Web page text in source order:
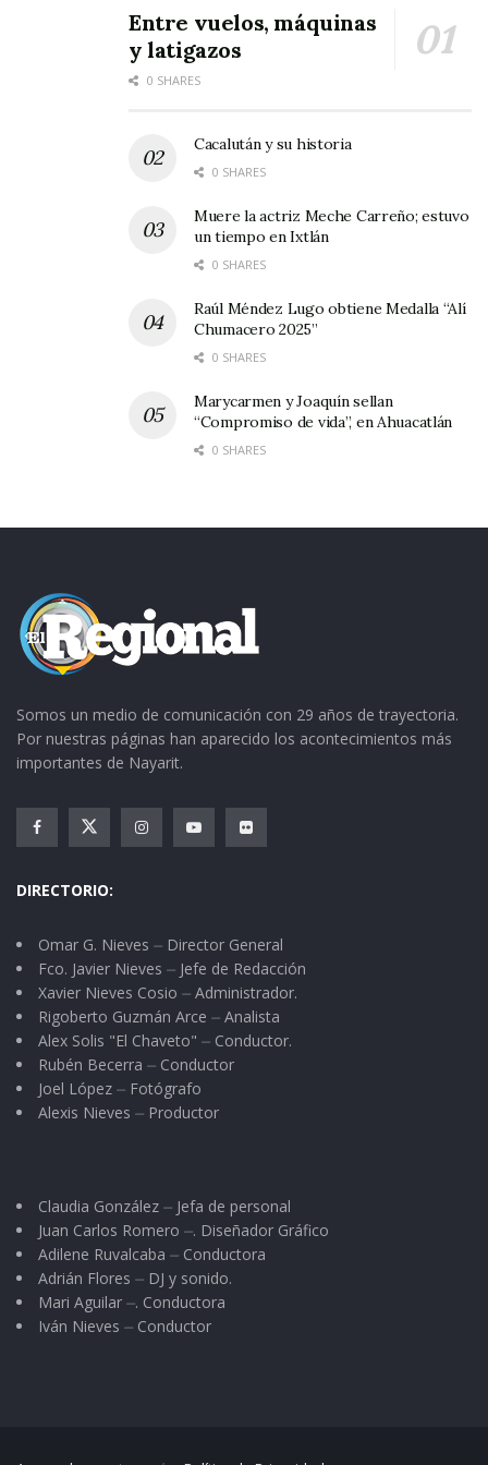
Entre vuelos, máquinas
y latigazos
0 SHARES
Cacalután y su historia
0 SHARES
Muere la actriz Meche Carreño; estuvo
un tiempo en Ixtlán
0 SHARES
Raúl Méndez Lugo obtiene Medalla “Alí
Chumacero 2025”
0 SHARES
Marycarmen y Joaquín sellan
“Compromiso de vida”, en Ahuacatlán
0 SHARES
Somos un medio de comunicación con 29 años de trayectoria.
Por nuestras páginas han aparecido los acontecimientos más
importantes de Nayarit.
DIRECTORIO:
Omar G. Nieves ⏤ Director General
Fco. Javier Nieves ⏤ Jefe de Redacción
Xavier Nieves Cosio ⏤ Administrador.
Rigoberto Guzmán Arce ⏤ Analista
Alex Solis "El Chaveto" ⏤ Conductor.
Rubén Becerra ⏤ Conductor
Joel López ⏤ Fotógrafo
Alexis Nieves ⏤ Productor
Claudia González ⏤ Jefa de personal
Juan Carlos Romero ⏤. Diseñador Gráfico
Adilene Ruvalcaba ⏤ Conductora
Adrián Flores ⏤ DJ y sonido.
Mari Aguilar ⏤. Conductora
Iván Nieves ⏤ Conductor